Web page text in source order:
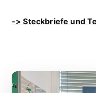
-> Steckbriefe und